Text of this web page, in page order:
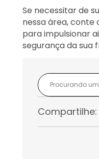
Se necessitar de
nessa área, conte
para impulsionar
segurança da sua
Compartilhe: